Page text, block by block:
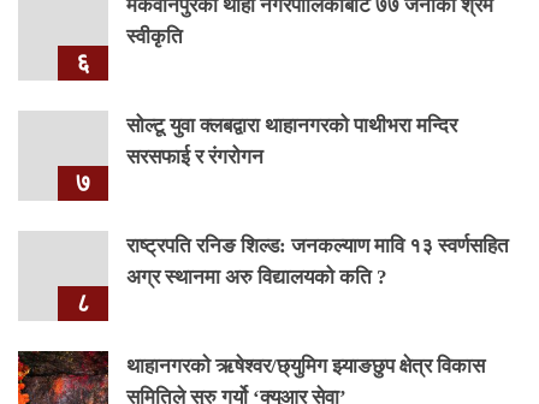
६
मकवानपुरको थाहा नगरपालिकाबाट ७७ जनाको श्रम
स्वीकृति
७
सोल्टू युवा क्लबद्वारा थाहानगरको पाथीभरा मन्दिर
सरसफाई र रंगरोगन
८
राष्ट्रपति रनिङ शिल्ड: जनकल्याण मावि १३ स्वर्णसहित
अग्र स्थानमा अरु विद्यालयको कति ?
थाहानगरकाे ऋषेश्वर/छ्युमिग झ्याङछुप क्षेत्र विकास
समितिले सुरु गर्यो ‘क्युआर सेवा’